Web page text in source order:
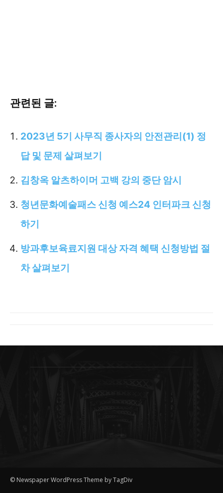
관련된 글:
2023년 5기 사무직 종사자의 안전관리(1) 정
답 및 문제 살펴보기
김창옥 알츠하이머 고백 강의 중단 암시
청년문화예술패스 신청 예스24 인터파크 신청
하기
방과후보육료지원 대상 자격 혜택 신청방법 절
차 살펴보기
© Newspaper WordPress Theme by TagDiv